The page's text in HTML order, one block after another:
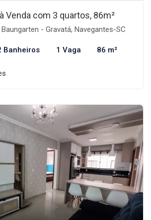
Venda com 3 quartos, 86m²
- Gravatá, Navegantes-SC
Banheiros 1 Vaga 86 m²